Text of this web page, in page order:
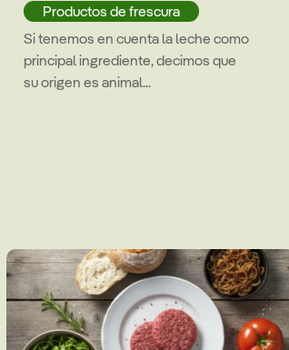
Productos de frescura
Si tenemos en cuenta la leche como
principal ingrediente, decimos que
su origen es animal...